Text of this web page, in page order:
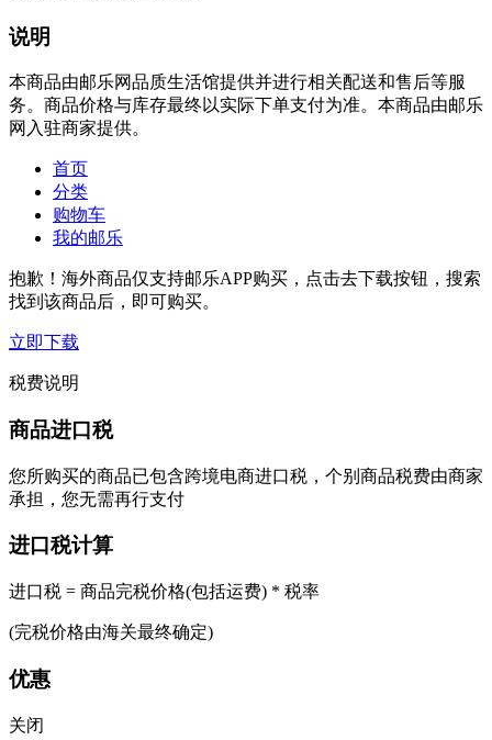
说明
本商品由邮乐网品质生活馆提供并进行相关配送和售后等服
务。商品价格与库存最终以实际下单支付为准。本商品由邮乐
网入驻商家提供。
首页
分类
购物车
我的邮乐
抱歉！海外商品仅支持邮乐APP购买，点击去下载按钮，搜索
找到该商品后，即可购买。
立即下载
税费说明
商品进口税
您所购买的商品已包含跨境电商进口税，个别商品税费由商家
承担，您无需再行支付
进口税计算
进口税 = 商品完税价格(包括运费) * 税率
(完税价格由海关最终确定)
优惠
关闭